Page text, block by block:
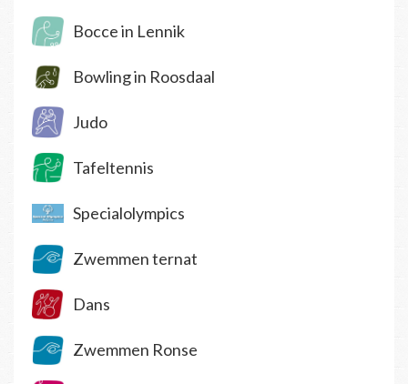
Bocce in Lennik
Bowling in Roosdaal
Judo
Tafeltennis
Specialolympics
Zwemmen ternat
Dans
Zwemmen Ronse